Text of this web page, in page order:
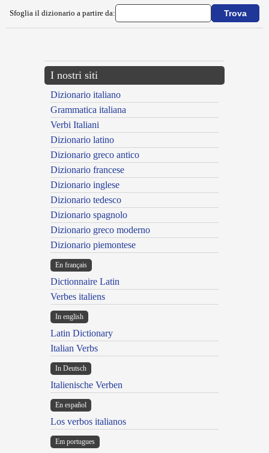
Sfoglia il dizionario a partire da:
I nostri siti
Dizionario italiano
Grammatica italiana
Verbi Italiani
Dizionario latino
Dizionario greco antico
Dizionario francese
Dizionario inglese
Dizionario tedesco
Dizionario spagnolo
Dizionario greco moderno
Dizionario piemontese
En français
Dictionnaire Latin
Verbes italiens
In english
Latin Dictionary
Italian Verbs
In Deutsch
Italienische Verben
En español
Los verbos italianos
Em portugues